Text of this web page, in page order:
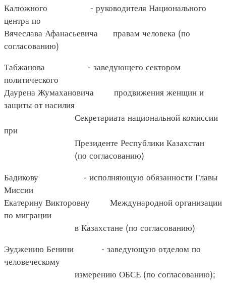
Калюжного - руководителя Национального
центра по
Вячеслава Афанасьевича правам человека (по
согласованию)
Табжанова - заведующего сектором
политического
Даурена Жумахановича продвижения женщин и
защиты от насилия
Секретариата национальной комиссии
при
Президенте Республики Казахстан
(по согласованию)
Бадикову - исполняющую обязанности Главы
Миссии
Екатерину Викторовну Международной организации
по миграции
в Казахстане (по согласованию)
Эуджению Бенини - заведующую отделом по
человеческому
измерению ОБСЕ (по согласованию);